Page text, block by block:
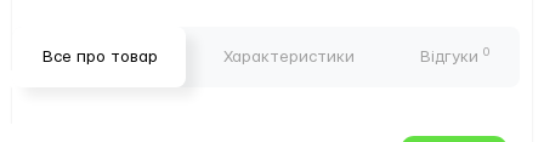
Все про товар Характеристики Відгуки 0